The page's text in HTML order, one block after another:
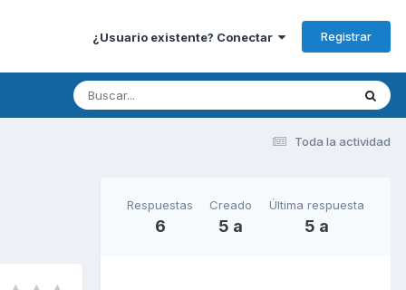
¿Usuario existente? Conectar Registrar
Toda la actividad
Respuestas
6
Creado
5 a
Última respuesta
5 a